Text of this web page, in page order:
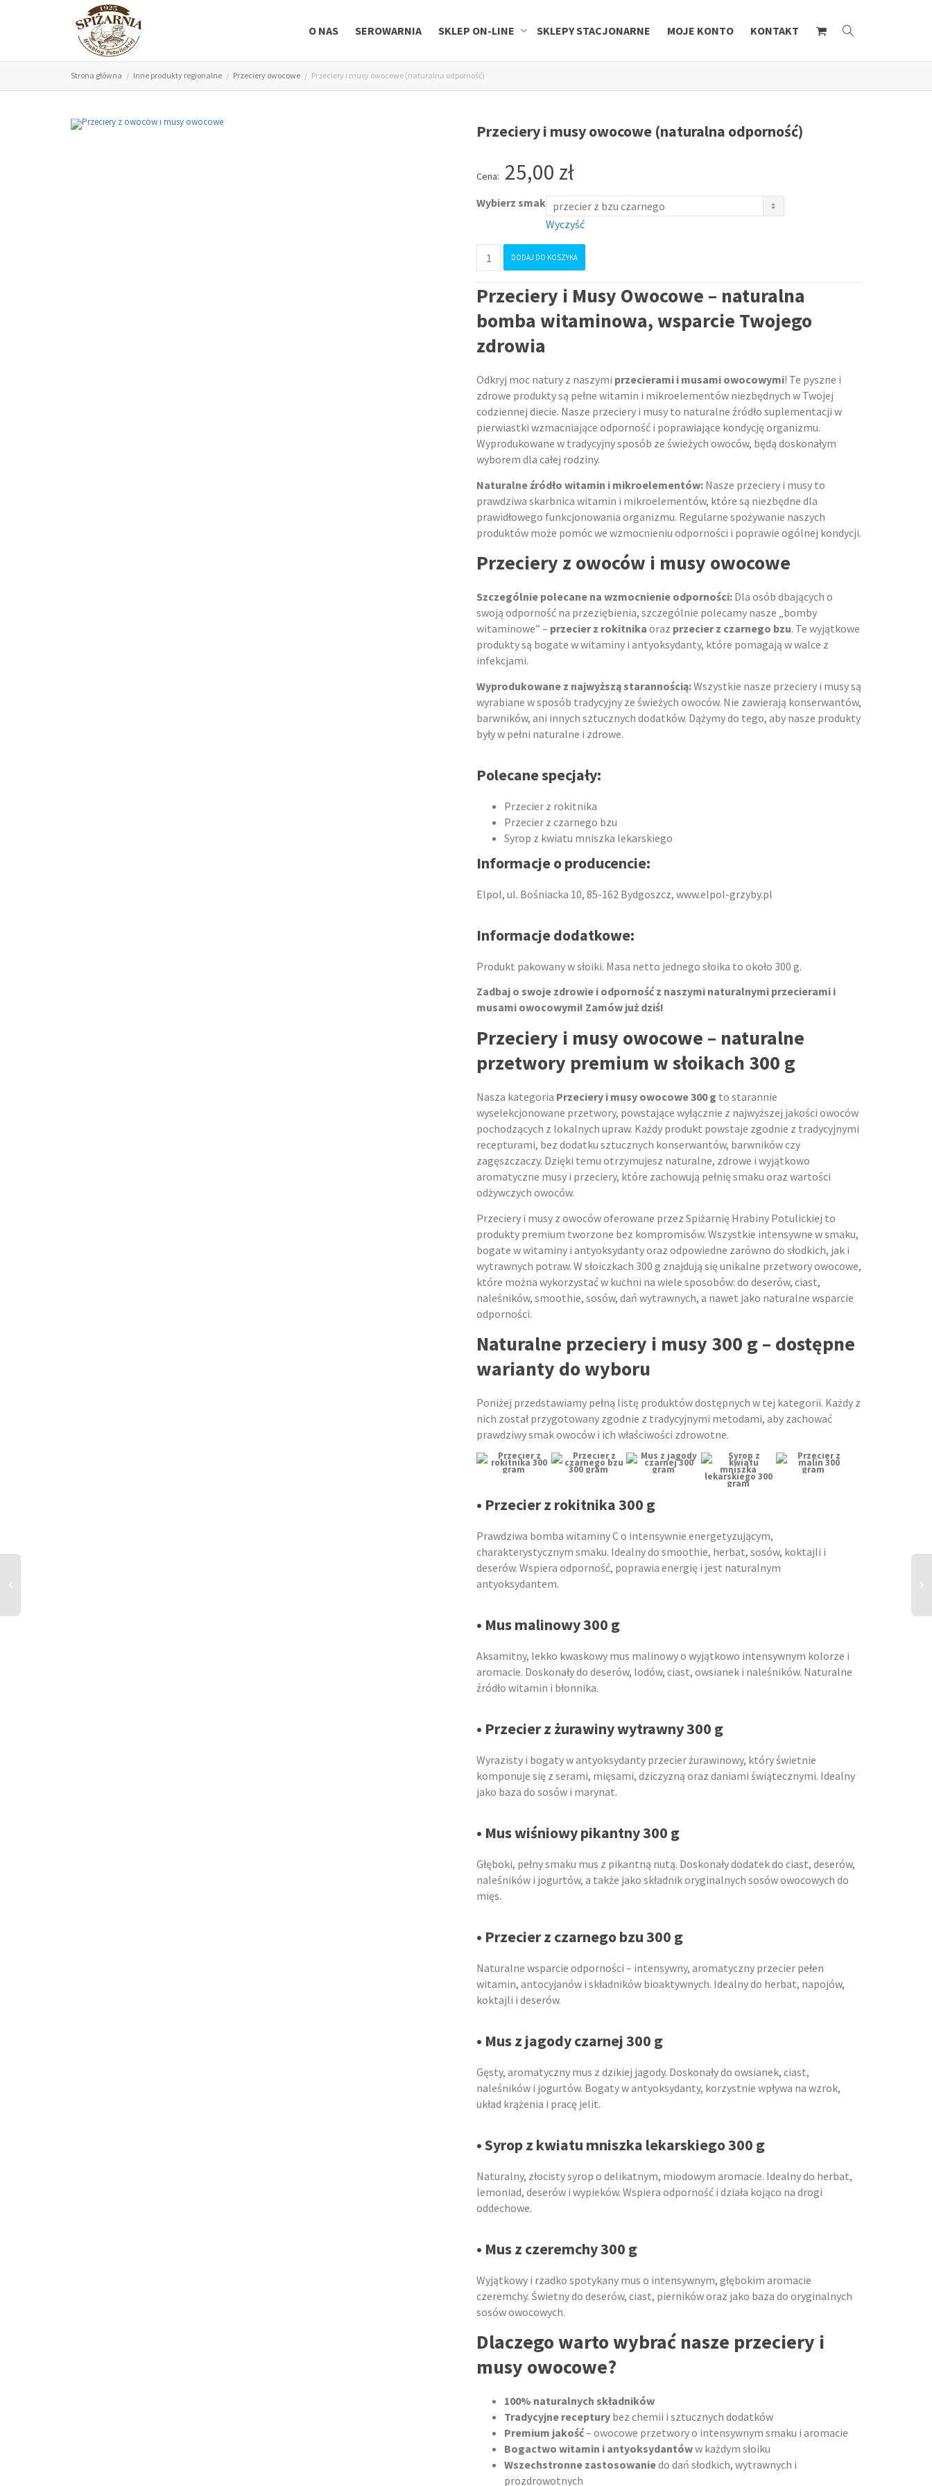
O NAS SEROWARNIA SKLEP ON-LINE SKLEPY STACJONARNE MOJE KONTO KONTAKT
Strona główna Inne produkty regionalne Przeciery owocowe Przeciery i musy owocowe (naturalna odporność)
Przeciery i musy owocowe (naturalna odporność)
Cena: 25,00 zł
Wybierz smak
Wyczyść
ilość
Przeciery
i
musy
owocowe
(naturalna
odporność)
DODAJ DO KOSZYKA
Przeciery i Musy Owocowe – naturalna
bomba witaminowa, wsparcie Twojego
zdrowia
Odkryj moc natury z naszymi przecierami i musami owocowymi! Te pyszne i
zdrowe produkty są pełne witamin i mikroelementów niezbędnych w Twojej
codziennej diecie. Nasze przeciery i musy to naturalne źródło suplementacji w
pierwiastki wzmacniające odporność i poprawiające kondycję organizmu.
Wyprodukowane w tradycyjny sposób ze świeżych owoców, będą doskonałym
wyborem dla całej rodziny.
Naturalne źródło witamin i mikroelementów: Nasze przeciery i musy to
prawdziwa skarbnica witamin i mikroelementów, które są niezbędne dla
prawidłowego funkcjonowania organizmu. Regularne spożywanie naszych
produktów może pomóc we wzmocnieniu odporności i poprawie ogólnej kondycji.
Przeciery z owoców i musy owocowe
Szczególnie polecane na wzmocnienie odporności: Dla osób dbających o
swoją odporność na przeziębienia, szczególnie polecamy nasze „bomby
witaminowe” – przecier z rokitnika oraz przecier z czarnego bzu. Te wyjątkowe
produkty są bogate w witaminy i antyoksydanty, które pomagają w walce z
infekcjami.
Wyprodukowane z najwyższą starannością:Wszystkie nasze przeciery i musy są
wyrabiane w sposób tradycyjny ze świeżych owoców. Nie zawierają konserwantów,
barwników, ani innych sztucznych dodatków. Dążymy do tego, aby nasze produkty
były w pełni naturalne i zdrowe.
Polecane specjały:
Przecier z rokitnika
Przecier z czarnego bzu
Syrop z kwiatu mniszka lekarskiego
Informacje o producencie:
Elpol, ul. Bośniacka 10, 85-162 Bydgoszcz, www.elpol-grzyby.pl
Informacje dodatkowe:
Produkt pakowany w słoiki. Masa netto jednego słoika to około 300 g.
Zadbaj o swoje zdrowie i odporność z naszymi naturalnymi przecierami i
musami owocowymi! Zamów już dziś!
Przeciery i musy owocowe – naturalne
przetwory premium w słoikach 300 g
Nasza kategoria Przeciery i musy owocowe 300 g to starannie
wyselekcjonowane przetwory, powstające wyłącznie z najwyższej jakości owoców
pochodzących z lokalnych upraw. Każdy produkt powstaje zgodnie z tradycyjnymi
recepturami, bez dodatku sztucznych konserwantów, barwników czy
zagęszczaczy. Dzięki temu otrzymujesz naturalne, zdrowe i wyjątkowo
aromatyczne musy i przeciery, które zachowują pełnię smaku oraz wartości
odżywczych owoców.
Przeciery i musy z owoców oferowane przez Spiżarnię Hrabiny Potulickiej to
produkty premium tworzone bez kompromisów. Wszystkie intensywne w smaku,
bogate w witaminy i antyoksydanty oraz odpowiedne zarówno do słodkich, jak i
wytrawnych potraw. W słoiczkach 300 g znajdują się unikalne przetwory owocowe,
które można wykorzystać w kuchni na wiele sposobów: do deserów, ciast,
naleśników, smoothie, sosów, dań wytrawnych, a nawet jako naturalne wsparcie
odporności.
Naturalne przeciery i musy 300 g – dostępne
warianty do wyboru
Poniżej przedstawiamy pełną listę produktów dostępnych w tej kategorii. Każdy z
nich został przygotowany zgodnie z tradycyjnymi metodami, aby zachować
prawdziwy smak owoców i ich właściwości zdrowotne.
• Przecier z rokitnika 300 g
Prawdziwa bomba witaminy C o intensywnie energetyzującym,
charakterystycznym smaku. Idealny do smoothie, herbat, sosów, koktajli i
deserów. Wspiera odporność, poprawia energię i jest naturalnym
antyoksydantem.
• Mus malinowy 300 g
Aksamitny, lekko kwaskowy mus malinowy o wyjątkowo intensywnym kolorze i
aromacie. Doskonały do deserów, lodów, ciast, owsianek i naleśników. Naturalne
źródło witamin i błonnika.
• Przecier z żurawiny wytrawny 300 g
Wyrazisty i bogaty w antyoksydanty przecier żurawinowy, który świetnie
komponuje się z serami, mięsami, dziczyzną oraz daniami świątecznymi. Idealny
jako baza do sosów i marynat.
• Mus wiśniowy pikantny 300 g
Głęboki, pełny smaku mus z pikantną nutą. Doskonały dodatek do ciast, deserów,
naleśników i jogurtów, a także jako składnik oryginalnych sosów owocowych do
mięs.
• Przecier z czarnego bzu 300 g
Naturalne wsparcie odporności – intensywny, aromatyczny przecier pełen
witamin, antocyjanów i składników bioaktywnych. Idealny do herbat, napojów,
koktajli i deserów.
• Mus z jagody czarnej 300 g
Gęsty, aromatyczny mus z dzikiej jagody. Doskonały do owsianek, ciast,
naleśników i jogurtów. Bogaty w antyoksydanty, korzystnie wpływa na wzrok,
układ krążenia i pracę jelit.
• Syrop z kwiatu mniszka lekarskiego 300 g
Naturalny, złocisty syrop o delikatnym, miodowym aromacie. Idealny do herbat,
lemoniad, deserów i wypieków. Wspiera odporność i działa kojąco na drogi
oddechowe.
• Mus z czeremchy 300 g
Wyjątkowy i rzadko spotykany mus o intensywnym, głębokim aromacie
czeremchy. Świetny do deserów, ciast, pierników oraz jako baza do oryginalnych
sosów owocowych.
Dlaczego warto wybrać nasze przeciery i
musy owocowe?
100% naturalnych składników
Tradycyjne receptury bez chemii i sztucznych dodatków
Premium jakość– owocowe przetwory o intensywnym smaku i aromacie
Bogactwo witamin i antyoksydantóww każdym słoiku
Wszechstronne zastosowaniedo dań słodkich, wytrawnych i
prozdrowotnych